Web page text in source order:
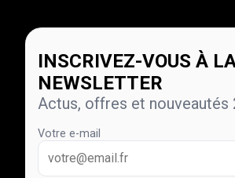
INSCRIVEZ-VOUS À
NEWSLETTER
Actus, offres et nouveautés
Votre e-mail